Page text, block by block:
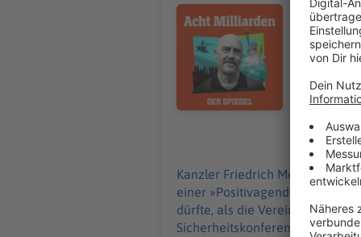
Audiotitel - Friedrich Merz: Das
obwohl
Produkte
niemand
Die
Thema
spiegel.de/
SPIEGEL-WhatsApp-
SPIEGEL finden Sie hier. Hier geht es zur
Kanzler Friedrich Merz galt
einer »Positivagenda« mit den
dürfte, als die Vereinigten
Sicherheitskonferenz eine